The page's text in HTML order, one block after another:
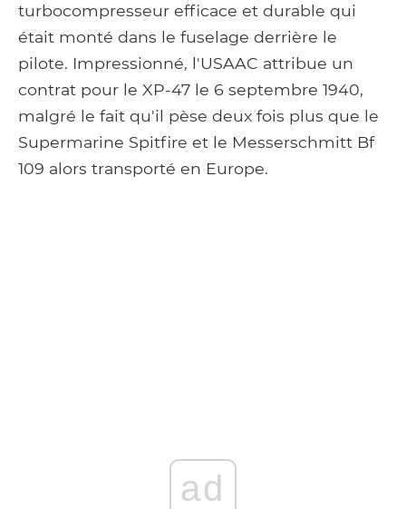
turbocompresseur efficace et durable qui
était monté dans le fuselage derrière le
pilote. Impressionné, l'USAAC attribue un
contrat pour le XP-47 le 6 septembre 1940,
malgré le fait qu'il pèse deux fois plus que le
Supermarine Spitfire et le Messerschmitt Bf
109 alors transporté en Europe.
ad